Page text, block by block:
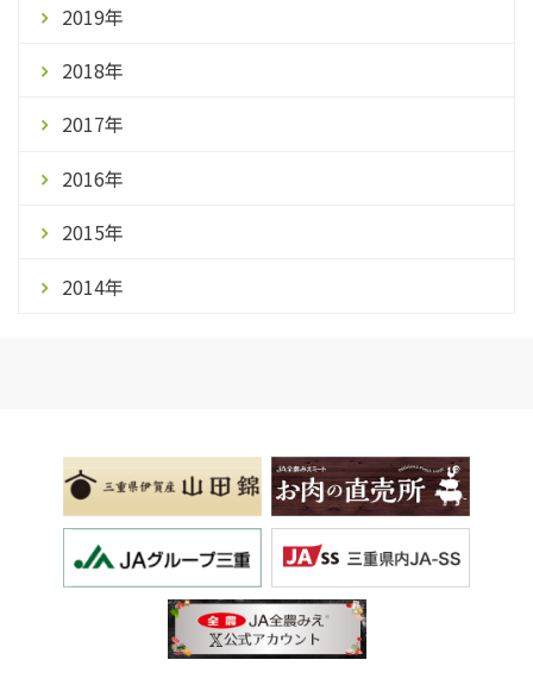
2019年
2018年
2017年
2016年
2015年
2014年